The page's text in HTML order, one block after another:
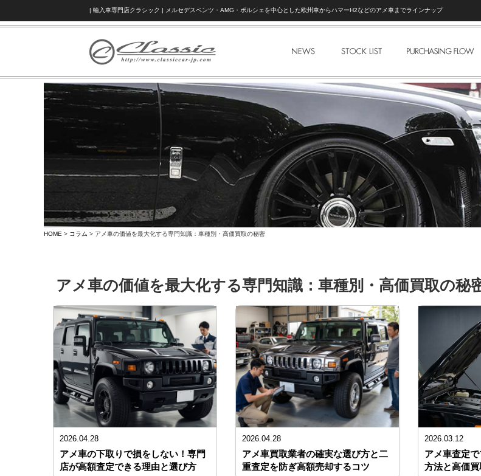
| 輸入車専門店クラシック | メルセデスベンツ・AMG・ポルシェを中心とした欧州車からハマーH2などのアメ車までラインナップ
STOCK LIST
HOME > コラム > アメ車の価値を最大化する専門知識：車種別・高価買取の秘密
アメ車の価値を最大化する専門知識：車種別・高価買取の秘
2026.04.28
アメ車の下取りで損をしない！専門
店が高額査定できる理由と選び方
2026.04.28
アメ車買取業者の確実な選び方と二
重査定を防ぎ高額売却するコツ
2026.03.12
アメ車査定
方法と高価